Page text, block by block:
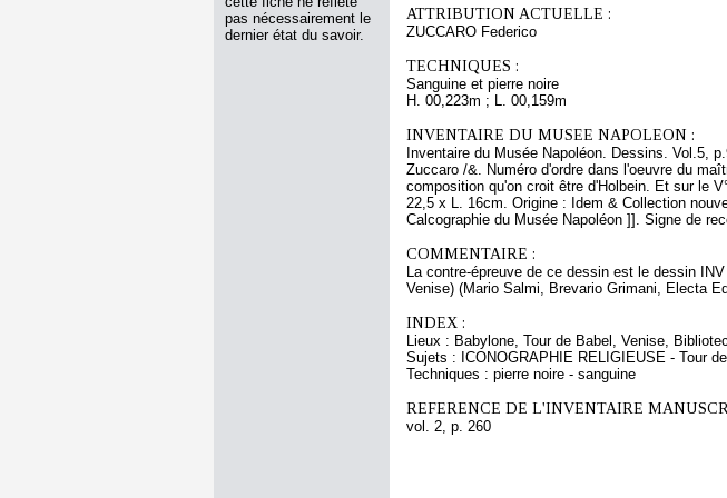
pas nécessairement le
dernier état du savoir.
ATTRIBUTION ACTUELLE :
ZUCCARO Federico
TECHNIQUES :
Sanguine et pierre noire
H. 00,223m ; L. 00,159m
INVENTAIRE DU MUSEE NAPOLEON :
Inventaire du Musée Napoléon. Dessins. Vol.5,
Zuccaro /&. Numéro d'ordre dans l'oeuvre du
composition qu'on croit être d'Holbein. Et sur le
22,5 x L. 16cm. Origine : Idem & Collection
Calcographie du Musée Napoléon ]]. Signe de
COMMENTAIRE :
La contre-épreuve de ce dessin est le dessin
Venise) (Mario Salmi, Brevario Grimani, Electa
INDEX :
Lieux : Babylone, Tour de Babel, Venise,
Sujets : ICONOGRAPHIE RELIGIEUSE - Tour
Techniques : pierre noire - sanguine
REFERENCE DE L'INVENTAIRE
vol. 2, p. 260